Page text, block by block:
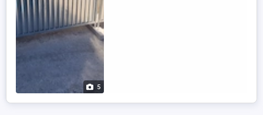
5